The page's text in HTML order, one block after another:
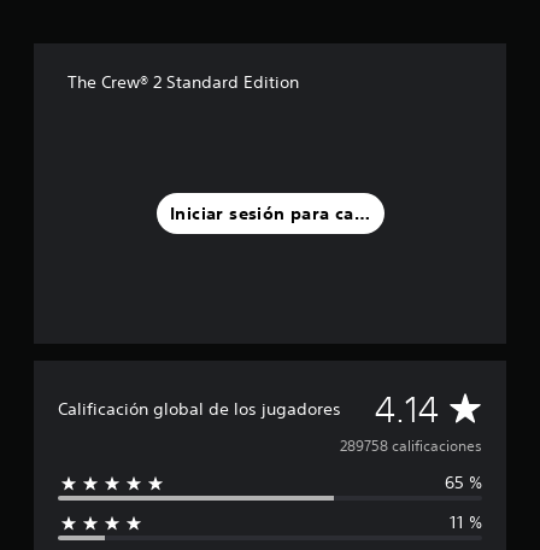
The Crew® 2 Standard Edition
Iniciar sesión para calificar
Calificación global de los jugadores 4.14 C
a
l
289758 calificaciones
65 %
11 %